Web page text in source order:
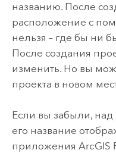
названию. После
расположение с
нельзя – где бы ни
После создания
изменить. Но вы
проекта в новом
Если вы забыли, над
его название
приложения ArcGIS